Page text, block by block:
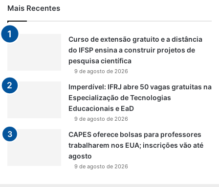
Mais Recentes
Curso de extensão gratuito e a distância
do IFSP ensina a construir projetos de
pesquisa científica
9 de agosto de 2026
Imperdível: IFRJ abre 50 vagas gratuitas na
Especialização de Tecnologias
Educacionais e EaD
9 de agosto de 2026
CAPES oferece bolsas para professores
trabalharem nos EUA; inscrições vão até
agosto
9 de agosto de 2026